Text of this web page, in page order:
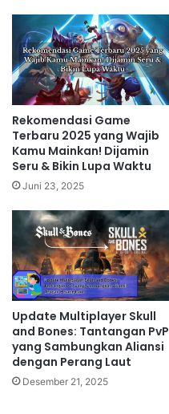
Rekomendasi Game
Terbaru 2025 yang Wajib
Kamu Mainkan! Dijamin
Seru & Bikin Lupa Waktu
Juni 23, 2025
Update Multiplayer Skull
and Bones: Tantangan PvP
yang Sambungkan Aliansi
dengan Perang Laut
Desember 21, 2025